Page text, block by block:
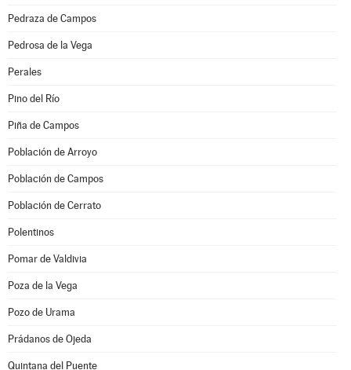
Pedraza de Campos
Pedrosa de la Vega
Perales
Pino del Río
Piña de Campos
Población de Arroyo
Población de Campos
Población de Cerrato
Polentinos
Pomar de Valdivia
Poza de la Vega
Pozo de Urama
Prádanos de Ojeda
Quintana del Puente